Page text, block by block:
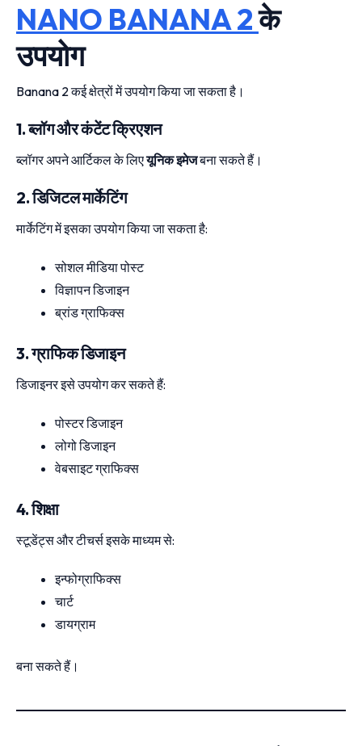
NANO BANANA 2के
उपयोग
Banana 2 कई क्षेत्रों में उपयोग किया जा सकता है।
1. ब्लॉग और कंटेंट क्रिएशन
ब्लॉगर अपने आर्टिकल के लिएयूनिक इमेजबना सकते हैं।
2. डिजिटल मार्केटिंग
मार्केटिंग में इसका उपयोग किया जा सकता है:
सोशल मीडिया पोस्ट
विज्ञापन डिजाइन
ब्रांड ग्राफिक्स
3. ग्राफिक डिजाइन
डिजाइनर इसे उपयोग कर सकते हैं:
पोस्टर डिजाइन
लोगो डिजाइन
वेबसाइट ग्राफिक्स
4. शिक्षा
स्टूडेंट्स और टीचर्स इसके माध्यम से:
इन्फोग्राफिक्स
चार्ट
डायग्राम
बना सकते हैं।